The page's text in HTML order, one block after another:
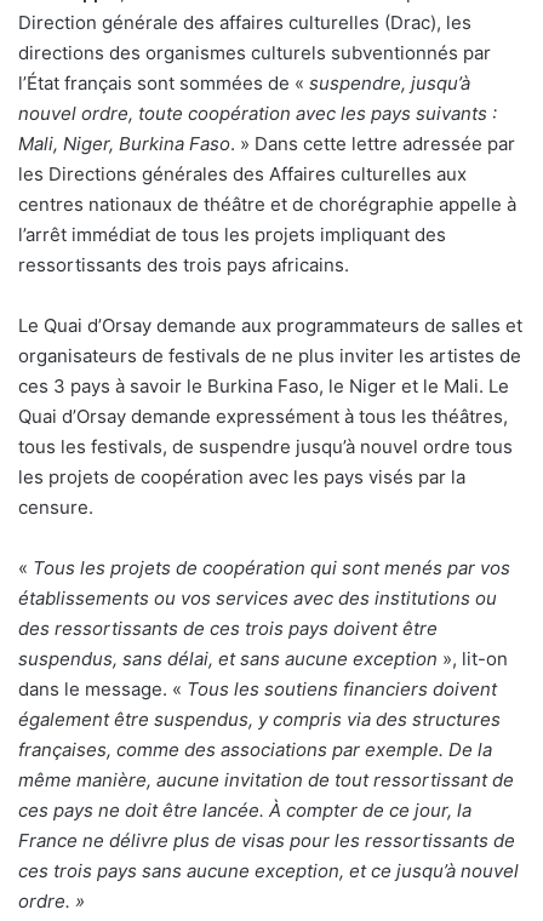
Direction générale des affaires culturelles (Drac), les
directions des organismes culturels subventionnés par
l’État français sont sommées de « suspendre, jusqu’à
nouvel ordre, toute coopération avec les pays suivants :
Mali, Niger, Burkina Faso. » Dans cette lettre adressée par
les Directions générales des Affaires culturelles aux
centres nationaux de théâtre et de chorégraphie appelle à
l’arrêt immédiat de tous les projets impliquant des
ressortissants des trois pays africains.
Le Quai d’Orsay demande aux programmateurs de salles et
organisateurs de festivals de ne plus inviter les artistes de
ces 3 pays à savoir le Burkina Faso, le Niger et le Mali. Le
Quai d’Orsay demande expressément à tous les théâtres,
tous les festivals, de suspendre jusqu’à nouvel ordre tous
les projets de coopération avec les pays visés par la
censure.
« Tous les projets de coopération qui sont menés par vos
établissements ou vos services avec des institutions ou
des ressortissants de ces trois pays doivent être
suspendus, sans délai, et sans aucune exception », lit-on
dans le message. « Tous les soutiens financiers doivent
également être suspendus, y compris via des structures
françaises, comme des associations par exemple. De la
même manière, aucune invitation de tout ressortissant de
ces pays ne doit être lancée. À compter de ce jour, la
France ne délivre plus de visas pour les ressortissants de
ces trois pays sans aucune exception, et ce jusqu’à nouvel
ordre. »